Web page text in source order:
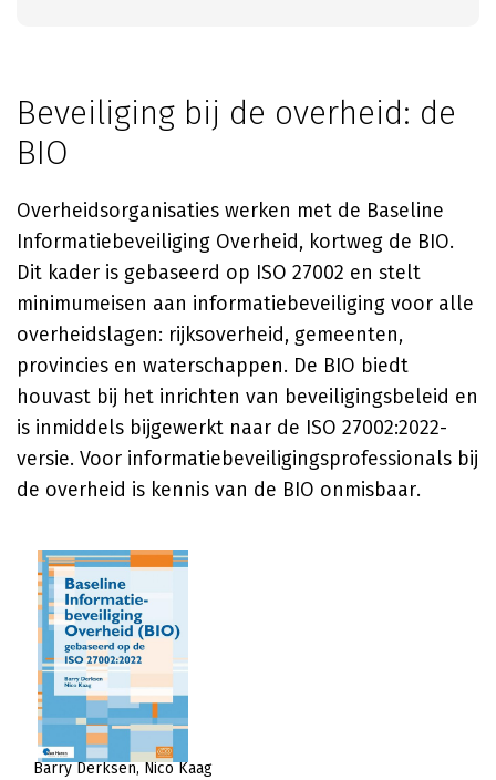
Beveiliging bij de overheid: de
BIO
Overheidsorganisaties werken met de Baseline
Informatiebeveiliging Overheid, kortweg de BIO.
Dit kader is gebaseerd op ISO 27002 en stelt
minimumeisen aan informatiebeveiliging voor alle
overheidslagen: rijksoverheid, gemeenten,
provincies en waterschappen. De BIO biedt
houvast bij het inrichten van beveiligingsbeleid en
is inmiddels bijgewerkt naar de ISO 27002:2022-
versie. Voor informatiebeveiligingsprofessionals bij
de overheid is kennis van de BIO onmisbaar.
Barry Derksen Nico Kaag